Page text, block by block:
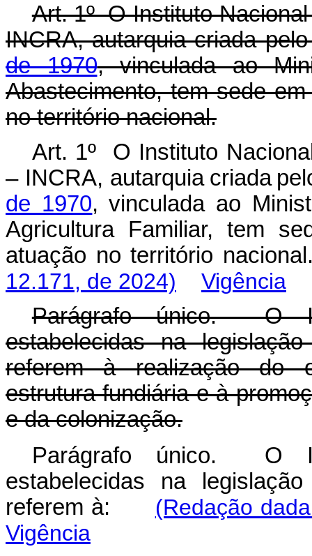
Art. 1º O Instituto
INCRA, autarquia criada
de 1970, vinculada ao
Abastecimento, tem sede
no território nacional.
Art. 1º O Instituto
– INCRA, autarquia criada
de 1970, vinculada ao
Agricultura
Familiar, tem
atuação no território
12.171, de 2024)
Vigência
Parágrafo único. O
estabelecidas na
referem à realização do
estrutura fundiária e à
e da colonização.
Parágrafo único. O
estabelecidas na
referem à: (Redação
Vigência